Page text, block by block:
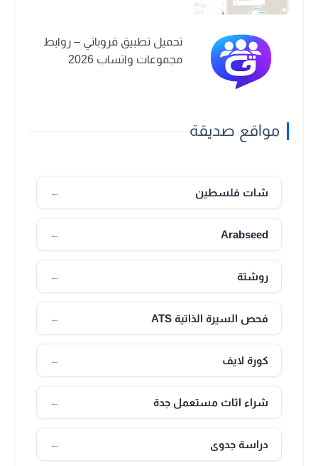
تحميل تطبيق قروباتي – روابط
مجموعات واتساب 2026
مواقع صديقة
شات فلسطين ←
Arabseed
←
روشتة ←
فحص السيرة الذاتية ATS ←
كورة لايف ←
شراء اثاث مستعمل جدة ←
دراسة جدوى ←